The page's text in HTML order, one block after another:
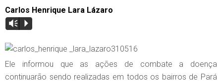
Carlos Henrique Lara Lázaro
Vm P
Ele informou que as ações de combate a doença
continuarão sendo realizadas em todos os bairros de Pará